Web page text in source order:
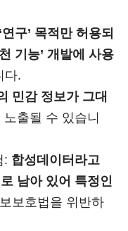
구’ 목적만 허용되
기능’ 개발에 사용
다.
민감 정보가 그대
출될 수 있습니
: 합성데이터라고
남아 있어 특정인
보호법을 위반하